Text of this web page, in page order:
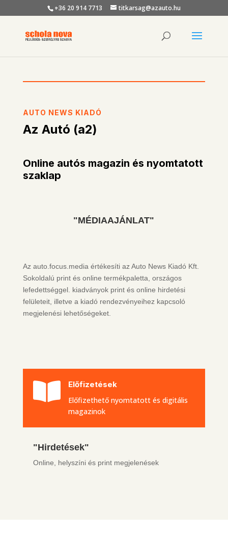
+36 20 914 7713 titkarsag@azauto.hu
AUTO NEWS KIADÓ
Az Autó (a2)
Online autós magazin és nyomtatott
szaklap
"MÉDIAAJÁNLAT"
Az auto.focus.media értékesíti az Auto News Kiadó Kft.
Sokoldalú print és online termékpaletta, országos
lefedettséggel. kiadványok print és online hirdetési
felületeit, illetve a kiadó rendezvényeihez kapcsoló
megjelenési lehetőségeket.

Előfizetések
Előfizethető nyomtatott és digitális
magazinok
"Hirdetések"
Online, helyszíni és print megjelenések